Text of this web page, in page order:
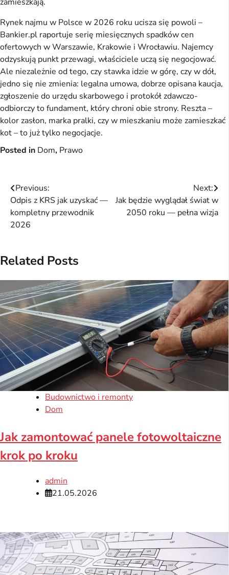
Rynek najmu w Polsce w 2026 roku ucisza się powoli –
Bankier.pl raportuje serię miesięcznych spadków cen
ofertowych w Warszawie, Krakowie i Wrocławiu. Najemcy
odzyskują punkt przewagi, właściciele uczą się negocjować.
Ale niezależnie od tego, czy stawka idzie w górę, czy w dół,
jedno się nie zmienia: legalna umowa, dobrze opisana kaucja,
zgłoszenie do urzędu skarbowego i protokół zdawczo-
odbiorczy to fundament, który chroni obie strony. Reszta –
kolor zasłon, marka pralki, czy w mieszkaniu może zamieszkać
kot – to już tylko negocjacje.
Posted in Dom, Prawo
Nawigacja
wpisu
Previous:
Odpis z KRS jak uzyskać —
kompletny przewodnik
2026
Next:
Jak będzie wyglądał świat w
2050 roku — pełna wizja
Related Posts
Budownictwo i remonty
Dom
Jak zamontować panele fotowoltaiczne
krok po kroku
admin
21.05.2026